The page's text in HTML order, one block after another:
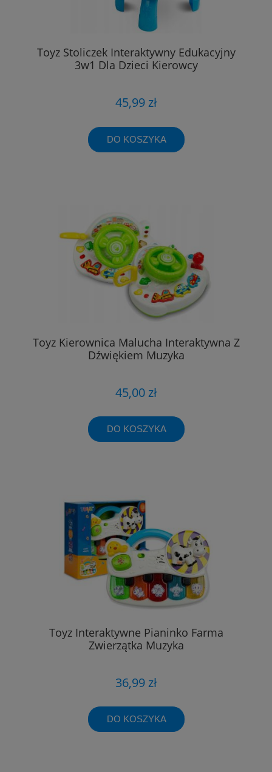
Toyz Stoliczek Interaktywny Edukacyjny
3w1 Dla Dzieci Kierowcy
45,99 zł
DO KOSZYKA
Toyz Kierownica Malucha Interaktywna Z
Dźwiękiem Muzyka
45,00 zł
DO KOSZYKA
Toyz Interaktywne Pianinko Farma
Zwierzątka Muzyka
36,99 zł
DO KOSZYKA